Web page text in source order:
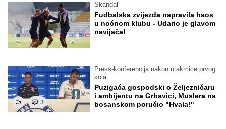
Skandal
Fudbalska zvijezda napravila haos
u noćnom klubu - Udario je glavom
navijača!
3
Press-konferencija nakon utakmice prvog
kola
Puzigaća gospodski o Željezničaru
i ambijentu na Grbavici, Muslera na
bosanskom poručio "Hvala!"